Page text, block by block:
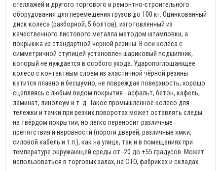
стеллажей и другого торгового и ремонтно-строительного
оборудования для перемещения грузов до 100 кг. Оцинкованный
диск колеса (разборной, 5 болтов), изготовленный из
качественного листового металла методом штамповки, а
покрышка из стандартной чёрной резины. В оси колеса с
симметричной ступицей установлен шариковый подшипник,
который не нуждается в особого ухода. Ударопоглощающее
колесо с контактным слоем из эластичной чёрной резины
катится плавно и бесшумно, не повреждая поверхность, хорошо
сцепляясь с любым видом покрытия - асфальт, бетон, кафель,
ламинат, линолеум и т. д. Такое промышленное колесо для
тележки и тачки при резких поворотах может оставлять следы
на твёрдом покрытии, но легко переносит различные
препятствия и неровности (пороги дверей, различные ямки,
силовой кабель и т.п.), как на улице, так и в помещениях при
температуре окружающей среды от -20 до +55 градусов. Может
использоваться в торговых залах, на СТО, фабриках и складах.